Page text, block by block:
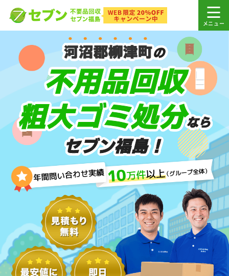
河沼郡柳津町の
不用品回収
粗大ゴミ処分なら
セブン福島！